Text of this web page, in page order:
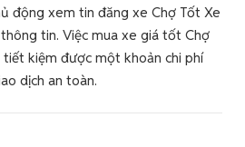
động xem tin đăng xe Chợ Tốt Xe
tin. Việc mua xe giá tốt Chợ
tiết kiệm được một khoản chi phí
dịch an toàn.